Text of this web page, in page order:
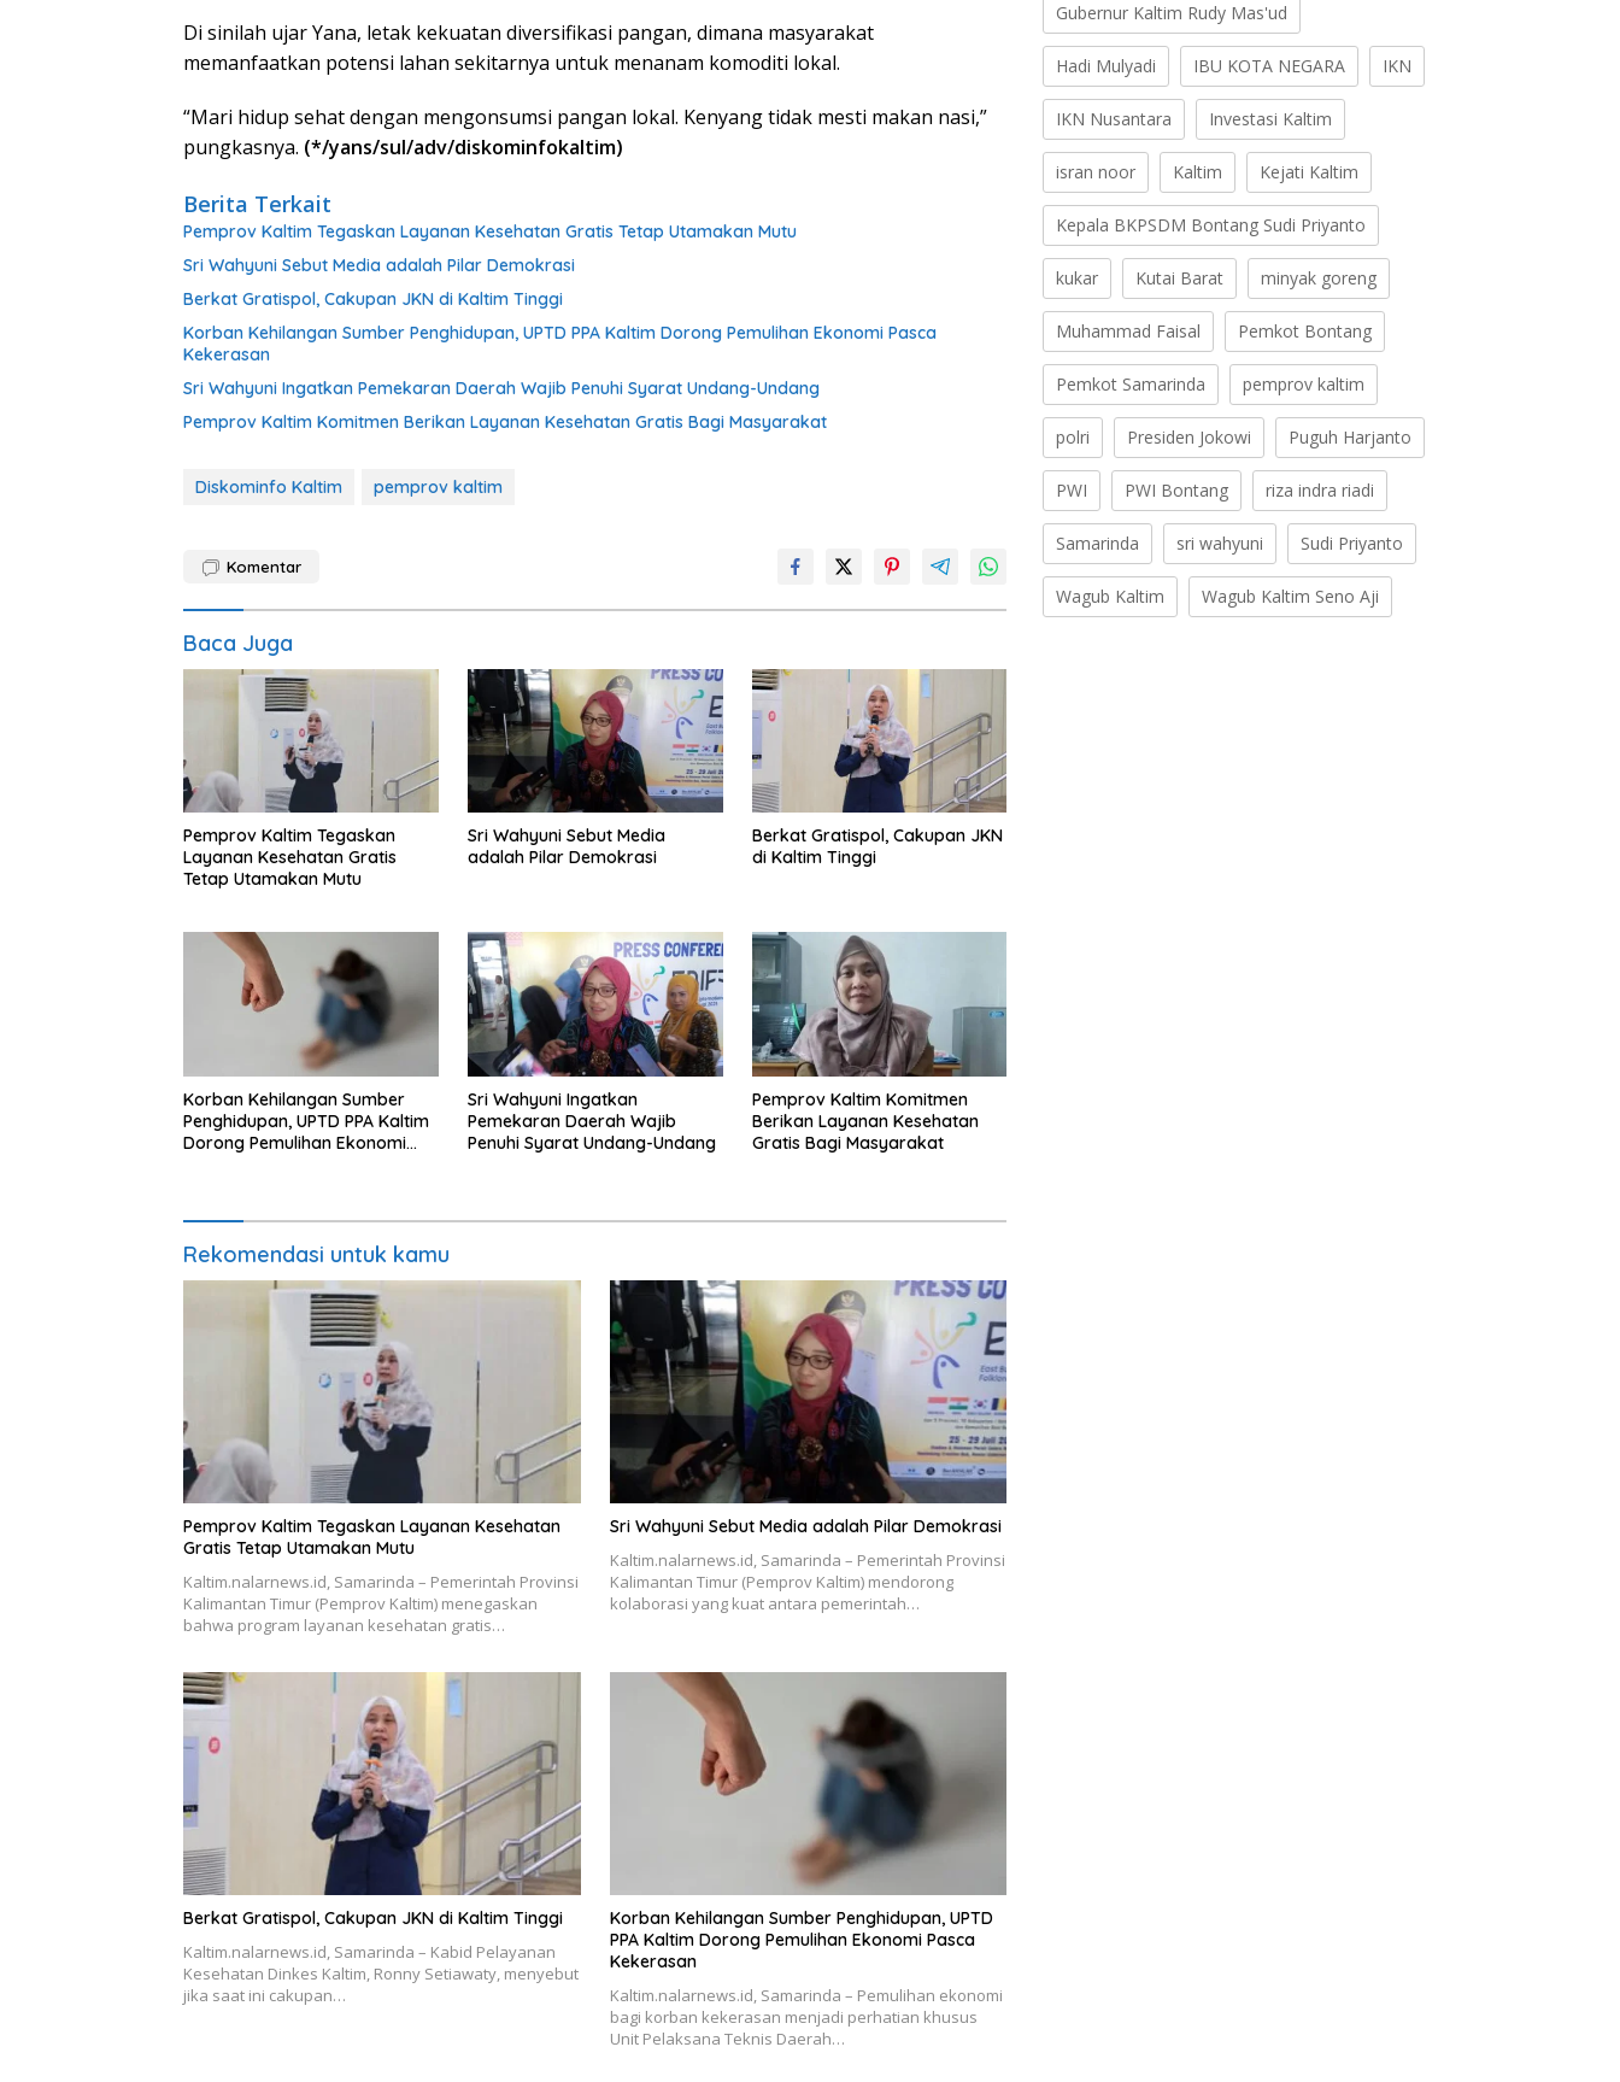
Di sinilah ujar Yana, letak kekuatan diversifikasi pangan, dimana masyarakat
memanfaatkan potensi lahan sekitarnya untuk menanam komoditi lokal.
“Mari hidup sehat dengan mengonsumsi pangan lokal. Kenyang tidak mesti makan nasi,”
pungkasnya. (*/yans/sul/adv/diskominfokaltim)
Berita Terkait
Pemprov Kaltim Tegaskan Layanan Kesehatan Gratis Tetap Utamakan Mutu
Sri Wahyuni Sebut Media adalah Pilar Demokrasi
Berkat Gratispol, Cakupan JKN di Kaltim Tinggi
Korban Kehilangan Sumber Penghidupan, UPTD PPA Kaltim Dorong Pemulihan Ekonomi Pasca
Kekerasan
Sri Wahyuni Ingatkan Pemekaran Daerah Wajib Penuhi Syarat Undang-Undang
Pemprov Kaltim Komitmen Berikan Layanan Kesehatan Gratis Bagi Masyarakat
Diskominfo Kaltim pemprov kaltim
Komentar
Baca Juga
Pemprov Kaltim Tegaskan
Layanan Kesehatan Gratis
Tetap Utamakan Mutu
Sri Wahyuni Sebut Media
adalah Pilar Demokrasi
Berkat Gratispol, Cakupan JKN
di Kaltim Tinggi
Korban Kehilangan Sumber
Penghidupan, UPTD PPA Kaltim
Dorong Pemulihan Ekonomi
Sri Wahyuni Ingatkan
Pemekaran Daerah Wajib
Penuhi Syarat Undang-Undang
Pemprov Kaltim Komitmen
Berikan Layanan Kesehatan
Gratis Bagi Masyarakat
Rekomendasi untuk kamu
Pemprov Kaltim Tegaskan Layanan Kesehatan
Gratis Tetap Utamakan Mutu
Kaltim.nalarnews.id, Samarinda – Pemerintah Provinsi
Kalimantan Timur (Pemprov Kaltim) menegaskan
bahwa program layanan kesehatan gratis…
Sri Wahyuni Sebut Media adalah Pilar Demokrasi
Kaltim.nalarnews.id, Samarinda – Pemerintah Provinsi
Kalimantan Timur (Pemprov Kaltim) mendorong
kolaborasi yang kuat antara pemerintah…
Berkat Gratispol, Cakupan JKN di Kaltim Tinggi
Kaltim.nalarnews.id, Samarinda – Kabid Pelayanan
Kesehatan Dinkes Kaltim, Ronny Setiawaty, menyebut
jika saat ini cakupan…
Korban Kehilangan Sumber Penghidupan, UPTD
PPA Kaltim Dorong Pemulihan Ekonomi Pasca
Kekerasan
Kaltim.nalarnews.id, Samarinda – Pemulihan ekonomi
bagi korban kekerasan menjadi perhatian khusus
Unit Pelaksana Teknis Daerah…
Gubernur Kaltim Rudy Mas'ud
Hadi Mulyadi IBU KOTA NEGARA IKN
IKN Nusantara Investasi Kaltim
isran noor Kaltim Kejati Kaltim
Kepala BKPSDM Bontang Sudi Priyanto
kukar Kutai Barat minyak goreng
Muhammad Faisal Pemkot Bontang
Pemkot Samarinda pemprov kaltim
polri Presiden Jokowi Puguh Harjanto
PWI PWI Bontang riza indra riadi
Samarinda sri wahyuni Sudi Priyanto
Wagub Kaltim Wagub Kaltim Seno Aji